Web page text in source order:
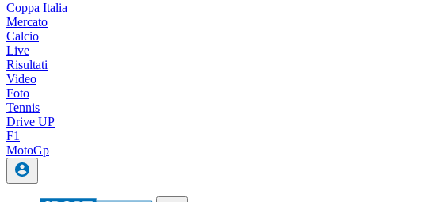
Coppa Italia
Mercato
Calcio
Live
Risultati
Video
Foto
Tennis
Drive UP
F1
MotoGp